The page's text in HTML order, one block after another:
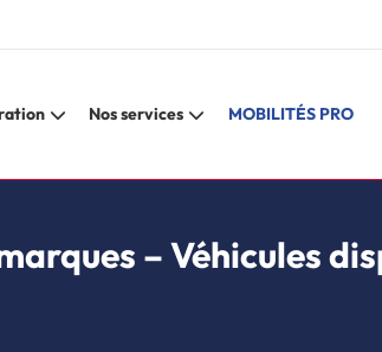
Nos services MOBILITÉS PRO
– Véhicules